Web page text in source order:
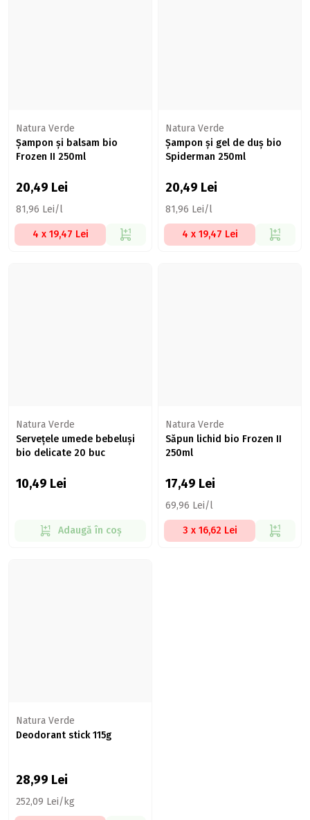
Natura Verde
Șampon și balsam bio
Frozen II 250ml
20,49 Lei
81,96 Lei/l
4 x 19,47 Lei
Natura Verde
Șampon și gel de duș bio
Spiderman 250ml
20,49 Lei
81,96 Lei/l
4 x 19,47 Lei
Natura Verde
Servețele umede bebeluși
bio delicate 20 buc
10,49 Lei
Adaugă în coș
Natura Verde
Săpun lichid bio Frozen II
250ml
17,49 Lei
69,96 Lei/l
3 x 16,62 Lei
Natura Verde
Deodorant stick 115g
28,99 Lei
252,09 Lei/kg